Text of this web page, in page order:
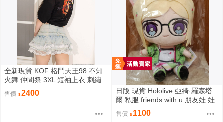
全新現貨 KOF 格鬥天王98 不知
火舞 仲間祭 3XL 短袖上衣 刺繡
限定聯名
售價 2400
日版 現貨 Hololive 亞綺·羅森塔
爾 私服 friends with u 朋友娃 娃
娃 玩偶 布偶 亞綺羅森 Akirose
アキ・ローゼンタール
售價 1100